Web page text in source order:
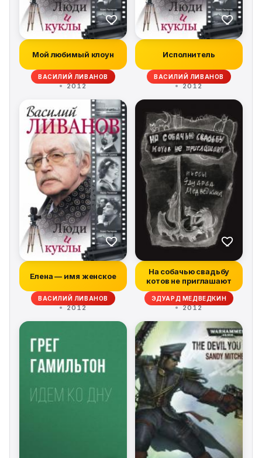
Мой любимый клоун
ВАСИЛИЙ ЛИВАНОВ
2012
Исполнитель
ВАСИЛИЙ ЛИВАНОВ
2012
Елена — имя женское
ВАСИЛИЙ ЛИВАНОВ
2012
На собачью свадьбу
котов не приглашают
ЭДУАРД МЕДВЕДКИН
2012